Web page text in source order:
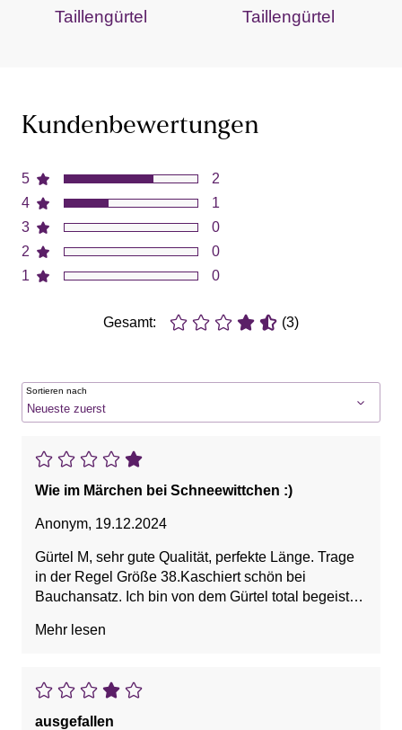
Taillengürtel Taillengürtel
Kundenbewertungen
5
4
3
2
1
2
1
0
0
0
Gesamt: (3)
Sortieren nach
Wie im Märchen bei Schneewittchen :)
Anonym, 19.12.2024
Gürtel M, sehr gute Qualität, perfekte Länge. Trage
in der Regel Größe 38.Kaschiert schön bei
Bauchansatz. Ich bin von dem Gürtel total begeistert
Mehr lesen
ausgefallen